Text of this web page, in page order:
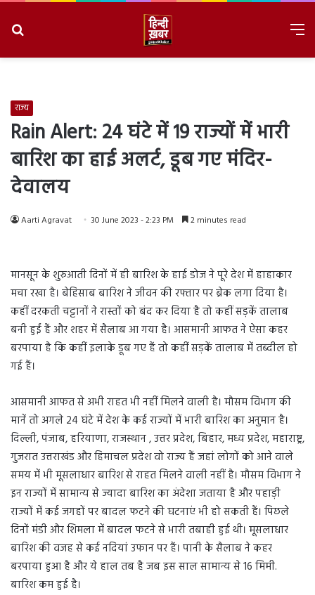
राज्य
Rain Alert: 24 घंटे में 19 राज्यों में भारी
बारिश का हाई अलर्ट, डूब गए मंदिर-
देवालय
Aarti Agravat 30 June 2023 - 2:23 PM 2 minutes read
मानसून के शुरुआती दिनों में ही बारिश के हाई डोज ने पूरे देश में हाहाकार
मचा रखा है। बेहिसाब बारिश ने जीवन की रफ्तार पर ब्रेक लगा दिया है।
कहीं दरकती चट्टानों ने रास्तों को बंद कर दिया है तो कहीं सड़कें तालाब
बनी हुईं हैं और शहर में सैलाब आ गया है। आसमानी आफत ने ऐसा कहर
बरपाया है कि कहीं इलाके डूब गए हैं तो कहीं सड़कें तालाब में तब्दील हो
गई हैं।
आसमानी आफत से अभी राहत भी नहीं मिलने वाली है। मौसम विभाग की
मानें तो अगले 24 घंटे में देश के कई राज्यों में भारी बारिश का अनुमान है।
दिल्ली, पंजाब, हरियाणा, राजस्थान , उत्तर प्रदेश, बिहार, मध्य प्रदेश, महाराष्ट्र,
गुजरात उत्तराखंड और हिमाचल प्रदेश वो राज्य हैं जहां लोगों को आने वाले
समय में भी मूसलाधार बारिश से राहत मिलने वाली नहीं है। मौसम विभाग ने
इन राज्यों में सामान्य से ज्यादा बारिश का अंदेशा जताया है और पहाड़ी
राज्यों में कई जगहों पर बादल फटने की घटनाएं भी हो सकती हैं। पिछले
दिनों मंडी और शिमला में बादल फटने से भारी तबाही हुई थी। मूसलाधार
बारिश की वजह से कई नदियां उफान पर हैं। पानी के सैलाब ने कहर
बरपाया हुआ है और ये हाल तब है जब इस साल सामान्य से 16 मिमी.
बारिश कम हुई है।